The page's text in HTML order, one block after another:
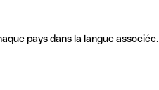
pays dans la langue associée.